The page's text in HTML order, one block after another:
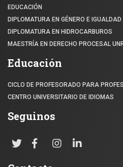
EDUCACIÓN
DIPLOMATURA EN GÉNERO E IGUALDAD
DIPLOMATURA EN HIDROCARBUROS
MAESTRÍA EN DERECHO PROCESAL
Educación
CICLO DE PROFESORADO PARA
CENTRO UNIVERSITARIO DE IDIOMAS
Seguinos